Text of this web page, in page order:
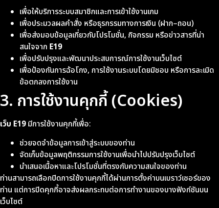
เพื่อให้บริการระบบสมาชิกและการเข้าใช้งานเกม
เพื่อประมวลผลคำสั่ง หรือธุรกรรมทางการเงิน (ฝาก–ถอน)
เพื่อส่งมอบข้อมูลเกี่ยวกับโปรโมชั่น, กิจกรรม หรือข่าวสารที่น่า
สนใจจาก E19
เพื่อปรับปรุงและพัฒนาประสบการณ์การใช้งานเว็บไซต์
เพื่อป้องกันการฉ้อโกง, การใช้งานระบบโดยมิชอบ หรือการละเมิด
ข้อตกลงการใช้งาน
3. การใช้งานคุกกี้ (Cookies)
เว็บ E19 มีการใช้งานคุกกี้เพื่อ:
ช่วยจดจำข้อมูลการเข้าสู่ระบบของท่าน
จัดเก็บข้อมูลพฤติกรรมการใช้งานเพื่อนำไปปรับปรุงเว็บไซต์
นำเสนอเนื้อหาและโปรโมชั่นที่ตรงกับความสนใจของท่าน
ท่านสามารถเลือกปิดการใช้งานคุกกี้ได้ผ่านการตั้งค่าบนเบราว์เซอร์ของ
ท่าน แต่การปิดคุกกี้อาจส่งผลกระทบต่อการทำงานของบางฟังก์ชันบน
เว็บไซต์